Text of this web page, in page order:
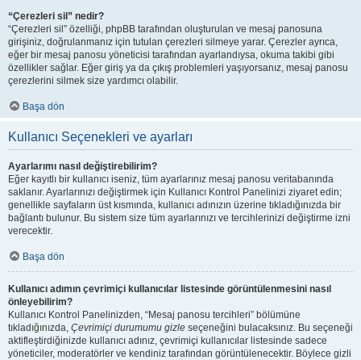
“Çerezleri sil” nedir?
“Çerezleri sil” özelliği, phpBB tarafından oluşturulan ve mesaj panosuna
girişiniz, doğrulanmanız için tutulan çerezleri silmeye yarar. Çerezler ayrıca,
eğer bir mesaj panosu yöneticisi tarafından ayarlandıysa, okuma takibi gibi
özellikler sağlar. Eğer giriş ya da çıkış problemleri yaşıyorsanız, mesaj panosu
çerezlerini silmek size yardımcı olabilir.
Başa dön
Kullanıcı Seçenekleri ve ayarları
Ayarlarımı nasıl değiştirebilirim?
Eğer kayıtlı bir kullanıcı iseniz, tüm ayarlarınız mesaj panosu veritabanında
saklanır. Ayarlarınızı değiştirmek için Kullanıcı Kontrol Panelinizi ziyaret edin;
genellikle sayfaların üst kısmında, kullanıcı adınızın üzerine tıkladığınızda bir
bağlantı bulunur. Bu sistem size tüm ayarlarınızı ve tercihlerinizi değiştirme izni
verecektir.
Başa dön
Kullanıcı adımın çevrimiçi kullanıcılar listesinde görüntülenmesini nasıl
önleyebilirim?
Kullanıcı Kontrol Panelinizden, “Mesaj panosu tercihleri” bölümüne
tıkladığınızda, Çevrimiçi durumumu gizle seçeneğini bulacaksınız. Bu seçeneği
aktifleştirdiğinizde kullanıcı adınız, çevrimiçi kullanıcılar listesinde sadece
yöneticiler, moderatörler ve kendiniz tarafından görüntülenecektir. Böylece gizli